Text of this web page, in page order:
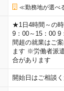
≪勤務地が選べ
★1日4時間～の
9：00～15：00
間超の就業はご
ます ※労働者派
合があります
開始日はご相談